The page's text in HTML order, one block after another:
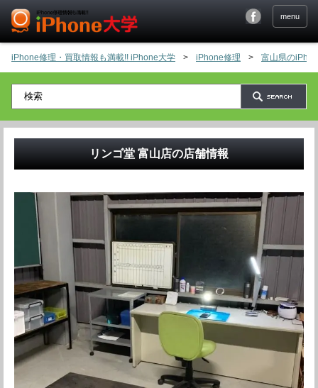
menu
iPhone修理・買取情報も満載!! iPhone大学 > iPhone修理 > 富山県の
リンゴ堂 富山店の店舗情報